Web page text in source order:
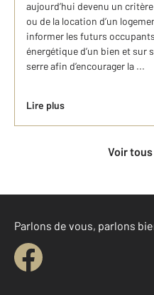
aujourd’hui devenu un
ou de la location d’un
informer les futurs
énergétique d’un bien et sur
serre afin d’encourager la ...
Lire plus
Voir
Parlons de vous, parlons